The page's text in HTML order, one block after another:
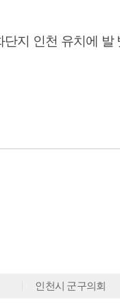
지 인천 유치에 발
인천시 군구의회